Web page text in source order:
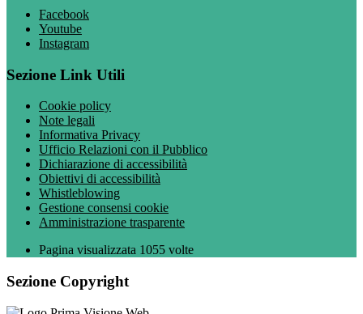
Facebook
Youtube
Instagram
Sezione Link Utili
Cookie policy
Note legali
Informativa Privacy
Ufficio Relazioni con il Pubblico
Dichiarazione di accessibilità
Obiettivi di accessibilità
Whistleblowing
Gestione consensi cookie
Amministrazione trasparente
Pagina visualizzata 1055 volte
Sezione Copyright